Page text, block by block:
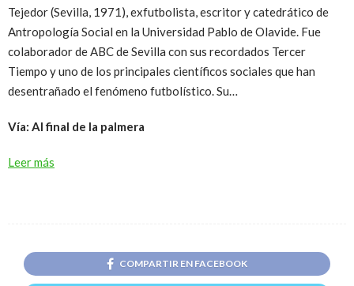
Tejedor (Sevilla, 1971), exfutbolista, escritor y catedrático de
Antropología Social en la Universidad Pablo de Olavide. Fue
colaborador de ABC de Sevilla con sus recordados Tercer
Tiempo y uno de los principales científicos sociales que han
desentrañado el fenómeno futbolístico. Su…
Vía: Al final de la palmera
Leer más
COMPARTIR EN FACEBOOK